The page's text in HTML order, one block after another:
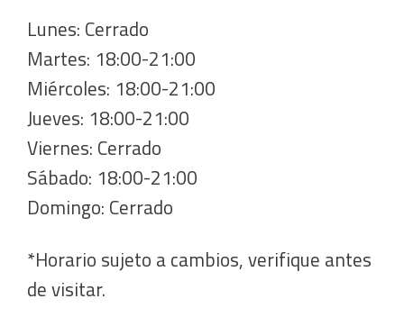
Lunes: Cerrado
Martes: 18:00-21:00
Miércoles: 18:00-21:00
Jueves: 18:00-21:00
Viernes: Cerrado
Sábado: 18:00-21:00
Domingo: Cerrado
*Horario sujeto a cambios, verifique antes
de visitar.